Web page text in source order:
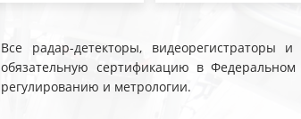
Все радар-детекторы, видеорегистраторы и
обязательную сертификацию в Федеральном
регулированию и метрологии.